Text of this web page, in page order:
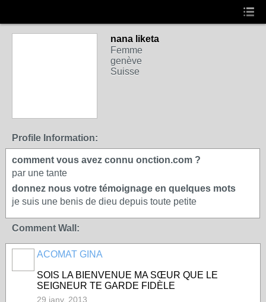
nana liketa
Femme
genève
Suisse
Profile Information:
comment vous avez connu onction.com ?
par une tante
donnez nous votre témoignage en quelques mots
je suis une benis de dieu depuis toute petite
Comment Wall:
ACOMAT GINA
SOIS LA BIENVENUE MA SŒUR QUE LE
SEIGNEUR TE GARDE FIDÈLE
29 janv. 2013